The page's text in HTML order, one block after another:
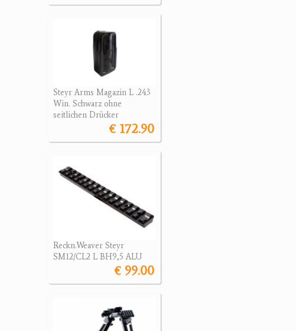
Steyr Arms Magazin L .243
Win. Schwarz ohne
seitlichen Drücker
€ 172.90
Reckn.Weaver Steyr
SM12/CL2 L BH9,5 ALU
€ 99.00